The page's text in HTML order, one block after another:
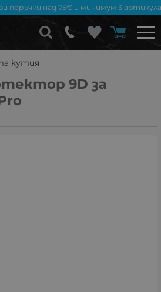
поръчки над 75€ и минимум 3
кутия
9D за